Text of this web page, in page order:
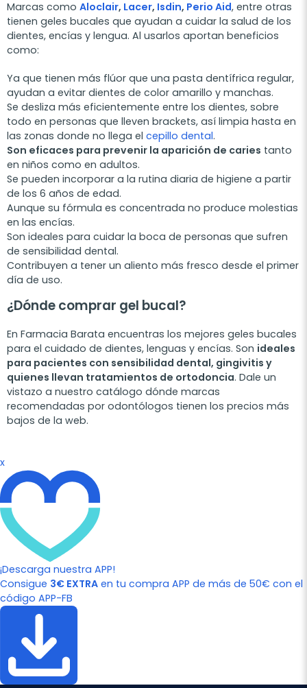
Marcas como Aloclair, Lacer, Isdin, Perio Aid, entre otras
tienen geles bucales que ayudan a cuidar la salud de los
dientes, encías y lengua. Al usarlos aportan beneficios
como:
Ya que tienen más flúor que una pasta dentífrica regular,
ayudan a evitar dientes de color amarillo y manchas.
Se desliza más eficientemente entre los dientes, sobre
todo en personas que lleven brackets, así limpia hasta en
las zonas donde no llega el cepillo dental.
Son eficaces para prevenir la aparición de caries tanto
en niños como en adultos.
Se pueden incorporar a la rutina diaria de higiene a partir
de los 6 años de edad.
Aunque su fórmula es concentrada no produce molestias
en las encías.
Son ideales para cuidar la boca de personas que sufren
de sensibilidad dental.
Contribuyen a tener un aliento más fresco desde el primer
día de uso.
¿Dónde comprar gel bucal?
En Farmacia Barata encuentras los mejores geles bucales
para el cuidado de dientes, lenguas y encías. Son ideales
para pacientes con sensibilidad dental, gingivitis y
quienes llevan tratamientos de ortodoncia. Dale un
vistazo a nuestro catálogo dónde marcas
recomendadas por odontólogos tienen los precios más
bajos de la web.
x
¡Descarga nuestra APP!
Consigue 3€ EXTRA en tu compra APP de más de 50€ con el
código APP-FB